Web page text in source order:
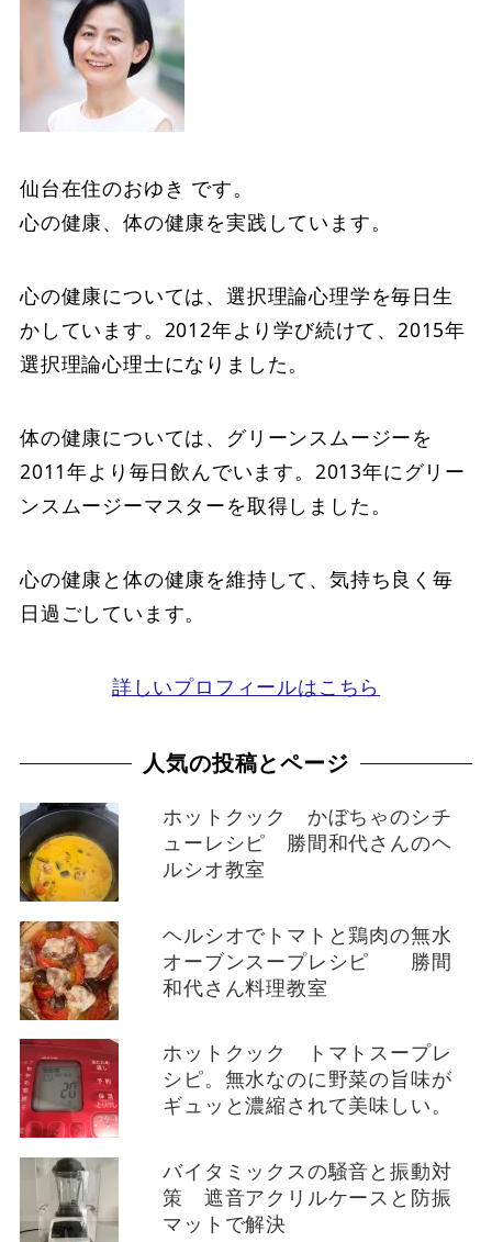
仙台在住のおゆき です。
心の健康、体の健康を実践しています。
心の健康については、選択理論心理学を毎日生
かしています。2012年より学び続けて、2015年
選択理論心理士になりました。
体の健康については、グリーンスムージーを
2011年より毎日飲んでいます。2013年にグリー
ンスムージーマスターを取得しました。
心の健康と体の健康を維持して、気持ち良く毎
日過ごしています。
詳しいプロフィールはこちら
人気の投稿とページ
ホットクック かぼちゃのシチ
ューレシピ 勝間和代さんのヘ
ルシオ教室
ヘルシオでトマトと鶏肉の無水
オーブンスープレシピ 勝間
和代さん料理教室
ホットクック トマトスープレ
シピ。無水なのに野菜の旨味が
ギュッと濃縮されて美味しい。
バイタミックスの騒音と振動対
策 遮音アクリルケースと防振
マットで解決